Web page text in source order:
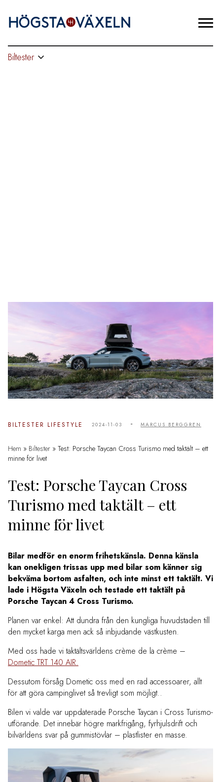
Biltester
BILTESTER LIFESTYLE 2024-11-03 - MARCUS BERGGREN
Hem » Biltester » Test: Porsche Taycan Cross Turismo med taktält – ett
minne för livet
Test: Porsche Taycan Cross
Turismo med taktält – ett
minne för livet
Bilar medför en enorm frihetskänsla. Denna känsla
kan onekligen trissas upp med bilar som känner sig
bekväma bortom asfalten, och inte minst ett taktält. Vi
lade i Högsta Växeln och testade ett taktält på
Porsche Taycan 4 Cross Turismo.
Planen var enkel: Att dundra från den kungliga huvudstaden till
den mycket karga men ack så inbjudande västkusten.
Med oss hade vi taktältsvärldens crème de la crème –
Dometic TRT 140 AIR.
Dessutom försåg Dometic oss med en rad accessoarer, allt
för att göra campinglivet så trevligt som möjligt..
Bilen vi valde var uppdaterade Porsche Taycan i Cross Turismo-
utförande. Det innebär högre markfrigång, fyrhjulsdrift och
bilvärldens svar på gummistövlar – plastlister en masse.